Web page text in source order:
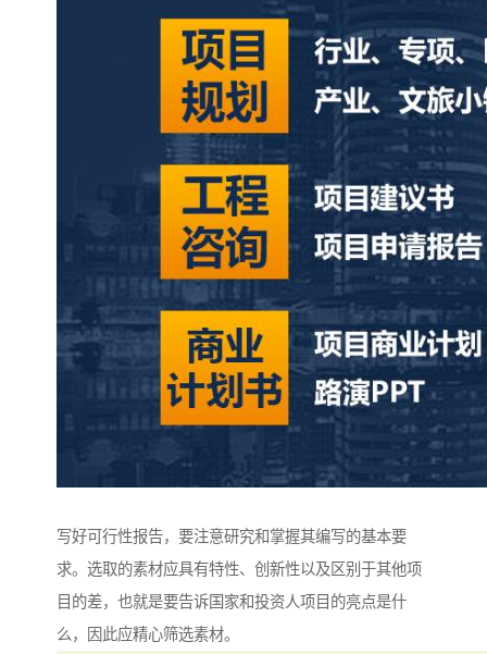
写好可行性报告，要注意研究和掌握其编写的基本要
求。选取的素材应具有特性、创新性以及区别于其他项
目的差，也就是要告诉国家和投资人项目的亮点是什
么，因此应精心筛选素材。